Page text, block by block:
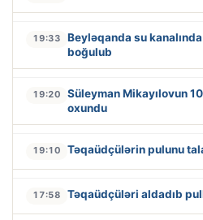
19:33
Beyləqanda su
boğulub
19:20
Süleyman Mikayılovun
oxundu
19:10 Təqaüdçülərin pulunu
17:58 Təqaüdçüləri aldadıb